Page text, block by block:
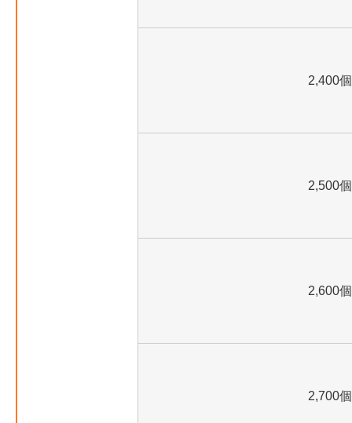
2,400個
2,500個
2,600個
2,700個